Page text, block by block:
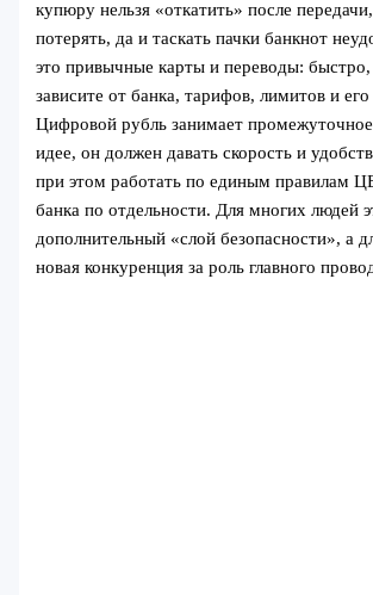
купюру нельзя «откатить» после
потерять, да и таскать пачки банкнот
это привычные карты и переводы:
зависите от банка, тарифов, лимитов и
Цифровой рубль занимает
идее, он должен давать скорость и
при этом работать по единым правилам
банка по отдельности. Для многих людей
дополнительный «слой безопасности», а
новая конкуренция за роль главного